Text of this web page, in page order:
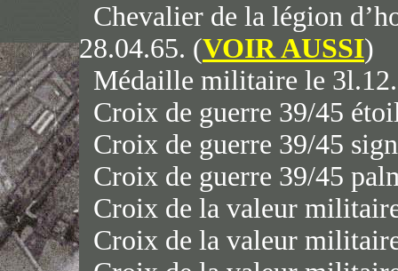
Chevalier de la légion
28.04.65. (VOIR AUSSI)
Médaille militaire le
Croix de guerre 39/45
Croix de guerre 39/45
Croix de guerre 39/45
Croix de la valeur
Croix de la valeur